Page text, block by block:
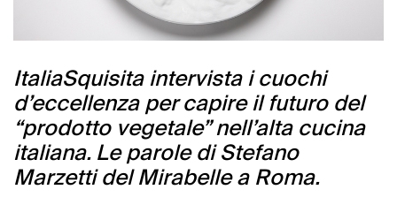
ItaliaSquisita intervista i cuochi
d’eccellenza per capire il futuro del
“prodotto vegetale” nell’alta cucina
italiana. Le parole di Stefano
Marzetti del Mirabelle a Roma.